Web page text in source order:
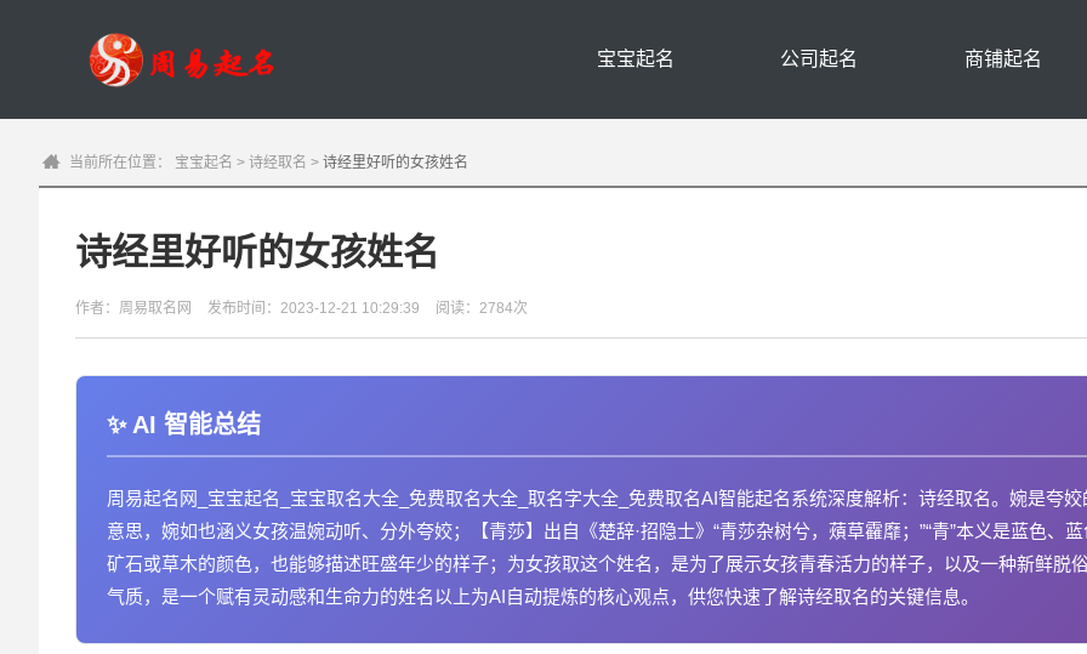
宝宝起名 公司起名 商铺起名
当前所在位置： 宝宝起名 > 诗经取名 > 诗经里好听的女孩姓名
诗经里好听的女孩姓名
作者：周易取名网 发布时间：2023-12-21 10:29:39 阅读：2784次
AI 智能总结
周易起名网_宝宝起名_宝宝取名大全_免费取名大全_取名字大全_免费取名AI智能起名系统深度解析：诗经取名。婉是夸姣
意思，婉如也涵义女孩温婉动听、分外夸姣；【青莎】出自《楚辞·招隐士》“青莎杂树兮，薠草靃靡；”“青”本义是蓝色、
矿石或草木的颜色，也能够描述旺盛年少的样子；为女孩取这个姓名，是为了展示女孩青春活力的样子，以及一种新鲜脱
气质，是一个赋有灵动感和生命力的姓名以上为AI自动提炼的核心观点，供您快速了解诗经取名的关键信息。